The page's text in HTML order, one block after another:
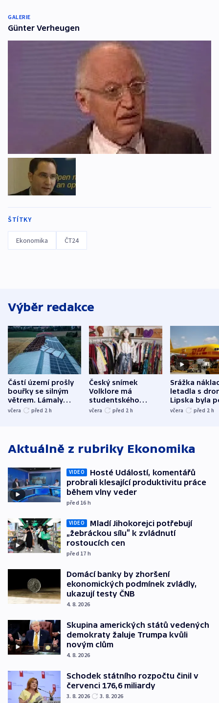
GALERIE
Günter Verheugen
ŠTÍTKY
Ekonomika ČT24
Výběr redakce
Částí území prošly
bouřky se silným
větrem. Lámaly
stromy a poničily
včera před 2 h
Český snímek
Volklore má
studentského
Oscara, zabojuje o
včera před 2 h
Srážka
letadla s
Lipska byla
německého
včera před 2 h
Aktuálně z rubriky Ekonomika
VIDEO
Hosté Událostí, komentářů
probrali klesající produktivitu práce
během vlny veder
před 16 h
VIDEO
Mladí Jihokorejci potřebují
„žebráckou sílu“ k zvládnutí
rostoucích cen
před 17 h
Domácí banky by zhoršení
ekonomických podmínek zvládly,
ukazují testy ČNB
4. 8. 2026
Skupina amerických států vedených
demokraty žaluje Trumpa kvůli
novým clům
4. 8. 2026
Schodek státního rozpočtu činil v
červenci 176,6 miliardy
3. 8. 2026 3. 8. 2026